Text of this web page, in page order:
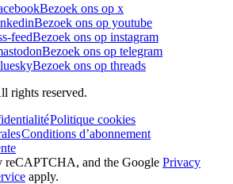
Bezoek ons op x
Bezoek ons op youtube
feedBezoek ons op instagram
Bezoek ons op telegram
Bezoek ons op threads
rights reserved.
Politique cookies
Conditions d’abonnement
reCAPTCHA, and the Google Privacy
apply.